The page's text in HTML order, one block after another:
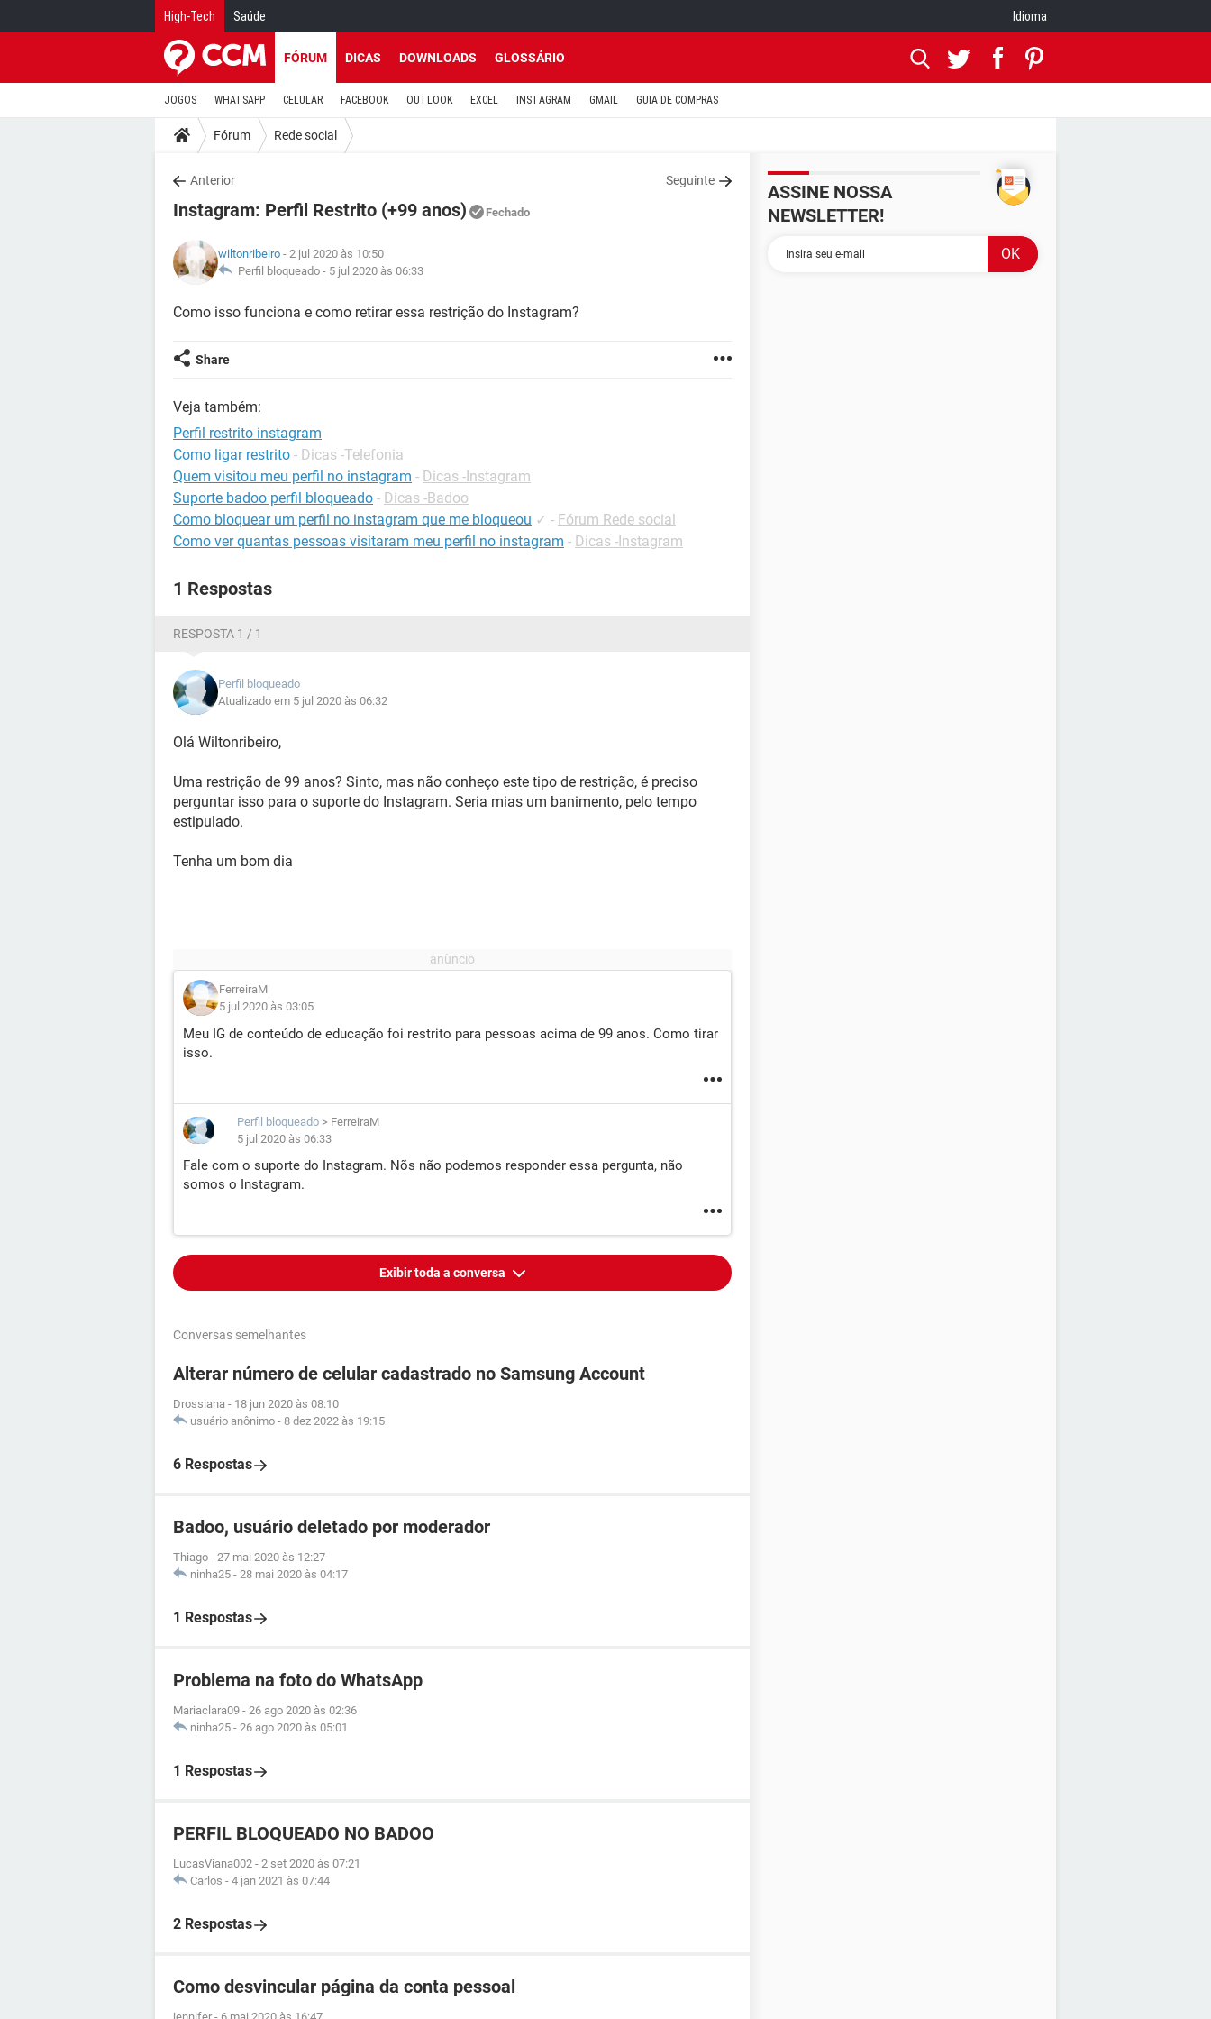
High-Tech Saúde Idioma
FÓRUM DICAS DOWNLOADS GLOSSÁRIO
JOGOS WHATSAPP CELULAR FACEBOOK OUTLOOK EXCEL INSTAGRAM GMAIL GUIA DE COMPRAS
Fórum Rede social
Anterior Seguinte
Instagram: Perfil Restrito (+99 anos) Fechado
wiltonribeiro - 2 jul 2020 às 10:50
Perfil bloqueado - 5 jul 2020 às 06:33
Como isso funciona e como retirar essa restrição do Instagram?
Share
Veja também:
Perfil restrito instagram
Como ligar restrito - Dicas -Telefonia
Quem visitou meu perfil no instagram - Dicas -Instagram
Suporte badoo perfil bloqueado - Dicas -Badoo
Como bloquear um perfil no instagram que me bloqueou ✓ - Fórum Rede social
Como ver quantas pessoas visitaram meu perfil no instagram - Dicas -Instagram
1 Respostas
RESPOSTA 1 / 1
Perfil bloqueado
Atualizado em 5 jul 2020 às 06:32
Olá Wiltonribeiro,
Uma restrição de 99 anos? Sinto, mas não conheço este tipo de restrição, é preciso
perguntar isso para o suporte do Instagram. Seria mias um banimento, pelo tempo
estipulado.
Tenha um bom dia
FerreiraM
5 jul 2020 às 03:05
Meu IG de conteúdo de educação foi restrito para pessoas acima de 99 anos. Como tirar
isso.
Perfil bloqueado > FerreiraM
5 jul 2020 às 06:33
Fale com o suporte do Instagram. Nõs não podemos responder essa pergunta, não
somos o Instagram.
Exibir toda a conversa
Conversas semelhantes
Alterar número de celular cadastrado no Samsung Account
Drossiana - 18 jun 2020 às 08:10
usuário anônimo - 8 dez 2022 às 19:15
6 Respostas
Badoo, usuário deletado por moderador
Thiago - 27 mai 2020 às 12:27
ninha25 - 28 mai 2020 às 04:17
1 Respostas
Problema na foto do WhatsApp
Mariaclara09 - 26 ago 2020 às 02:36
ninha25 - 26 ago 2020 às 05:01
1 Respostas
PERFIL BLOQUEADO NO BADOO
LucasViana002 - 2 set 2020 às 07:21
Carlos - 4 jan 2021 às 07:44
2 Respostas
Como desvincular página da conta pessoal
ASSINE NOSSA
NEWSLETTER!